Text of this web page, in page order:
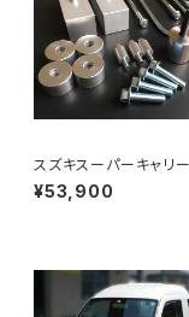
スズキスーパーキャリ
6Ｔ キャリー２インチリ
プキット
¥53,900